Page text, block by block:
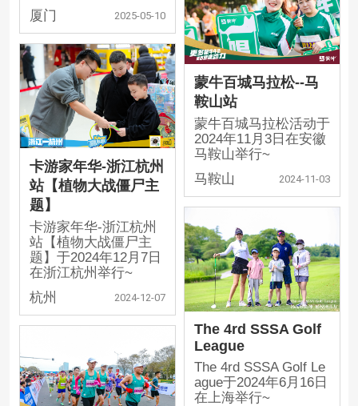
厦门
2025-05-10
卡游家年华-浙江杭州
站【植物大战僵尸主
题】
卡游家年华-浙江杭州
站【植物大战僵尸主
题】于2024年12月7日
在浙江杭州举行~
杭州
2024-12-07
蒙牛百城马拉松--马
鞍山站
蒙牛百城马拉松活动于
2024年11月3日在安徽
马鞍山举行~
马鞍山
2024-11-03
The 4rd SSSA Golf
League
The 4rd SSSA Golf Le
ague于2024年6月16日
在上海举行~